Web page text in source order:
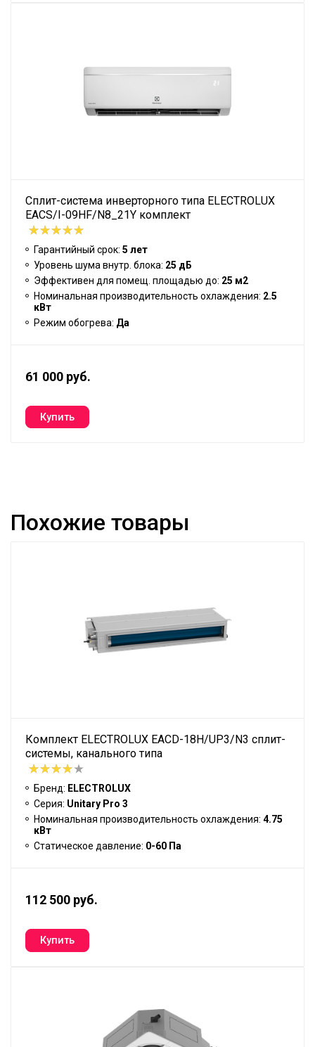
Сплит-система инверторного типа ELECTROLUX
EACS/I-09HF/N8_21Y комплект
Гарантийный срок: 5 лет
Уровень шума внутр. блока: 25 дБ
Эффективен для помещ. площадью до: 25 м2
Номинальная производительность охлаждения: 2.5
кВт
Режим обогрева: Да
61 000 руб.
Похожие товары
Комплект ELECTROLUX EACD-18H/UP3/N3 сплит-
системы, канального типа
Бренд: ELECTROLUX
Серия: Unitary Pro 3
Номинальная производительность охлаждения: 4.75
кВт
Статическое давление: 0-60 Па
112 500 руб.